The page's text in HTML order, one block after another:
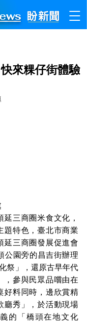
來粿仔街體驗
三商圈米食文化，
題特色，臺北市商業
延三商圈發展促進會
園旁的昌吉街辦理
祭」，還原古早年代
，參與民眾品嚐由在
好料同時，邊欣賞精
廳秀」，於活動現場
的「橋頭在地文化